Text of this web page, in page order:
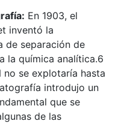
En 1903, el
inventó la
de separación de
la química analítica.6
se explotaría hasta
introdujo un
que se
de las